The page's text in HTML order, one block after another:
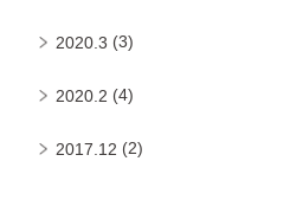
2020.3 (3)
2020.2 (4)
2017.12 (2)